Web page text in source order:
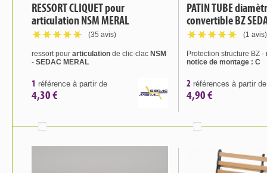
RESSORT CLIQUET pour
articulation NSM MERAL
(35 avis)
ressort pour articulation de clic-clac NSM
- SEDAC MERAL
1 référence à partir de
4,30 €
PATIN TUBE
convertible BZ
(1 avis)
Protection structure BZ -
notice de montage : C
2 références à partir de
4,90 €